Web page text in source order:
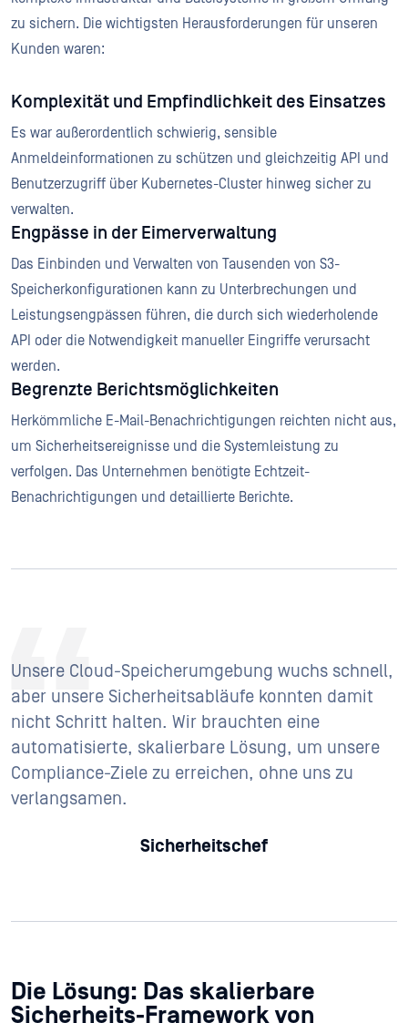
zu sichern. Die wichtigsten Herausforderungen für unseren
Kunden waren:
Komplexität und Empfindlichkeit des Einsatzes
Es war außerordentlich schwierig, sensible
Anmeldeinformationen zu schützen und gleichzeitig API und
Benutzerzugriff über Kubernetes-Cluster hinweg sicher zu
verwalten.
Engpässe in der Eimerverwaltung
Das Einbinden und Verwalten von Tausenden von S3-
Speicherkonfigurationen kann zu Unterbrechungen und
Leistungsengpässen führen, die durch sich wiederholende
API oder die Notwendigkeit manueller Eingriffe verursacht
werden.
Begrenzte Berichtsmöglichkeiten
Herkömmliche E-Mail-Benachrichtigungen reichten nicht aus,
um Sicherheitsereignisse und die Systemleistung zu
verfolgen. Das Unternehmen benötigte Echtzeit-
Benachrichtigungen und detaillierte Berichte.
Unsere Cloud-Speicherumgebung wuchs schnell,
aber unsere Sicherheitsabläufe konnten damit
nicht Schritt halten. Wir brauchten eine
automatisierte, skalierbare Lösung, um unsere
Compliance-Ziele zu erreichen, ohne uns zu
verlangsamen.
Sicherheitschef
Die Lösung: Das skalierbare
Sicherheits-Framework von